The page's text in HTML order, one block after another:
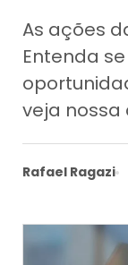
As ações
Entenda
veja
Rafael Ragazi